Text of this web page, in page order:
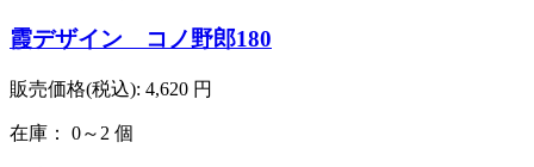
霞デザイン コノ野郎180
販売価格(税込): 4,620 円
在庫： 0～2 個